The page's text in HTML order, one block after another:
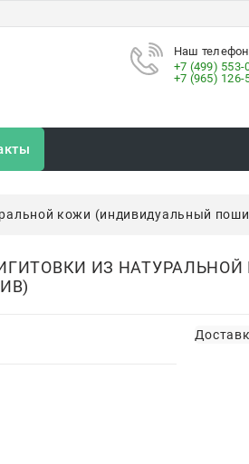
Наш
+7 (499) 553-
+7 (965) 126-
кожи (индивидуальный
ИЗ НАТУРАЛЬНОЙ